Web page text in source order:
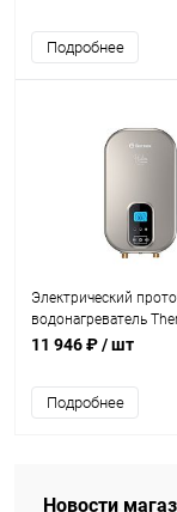
Подробнее
Электрический
водонагреватель
Hudson 8500
11 946 ₽/ шт
Подробнее
Новости